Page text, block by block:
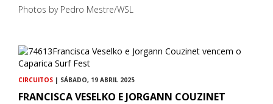
Photos by Pedro Mestre/WSL
CIRCUITOS | SÁBADO, 19 ABRIL 2025
FRANCISCA VESELKO E JORGANN COUZINET